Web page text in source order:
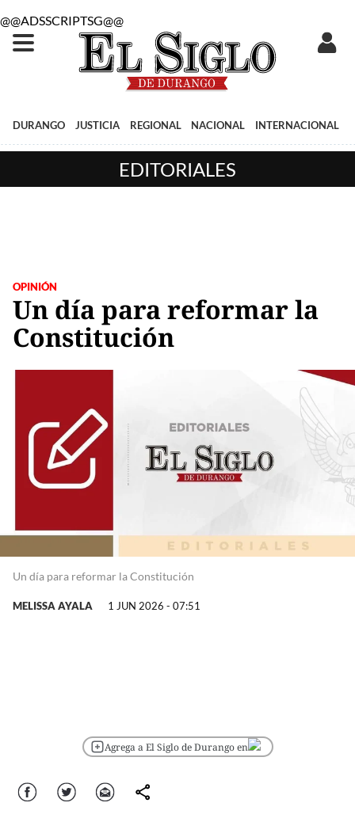
@@ADSSCRIPTSG@@
DURANGO JUSTICIA REGIONAL NACIONAL INTERNACIONAL
EDITORIALES
OPINIÓN
Un día para reformar la
Constitución
Un día para reformar la Constitución
MELISSA AYALA 1 JUN 2026 - 07:51
Agrega a El Siglo de Durango en
Facebook Twitter Correo comparte